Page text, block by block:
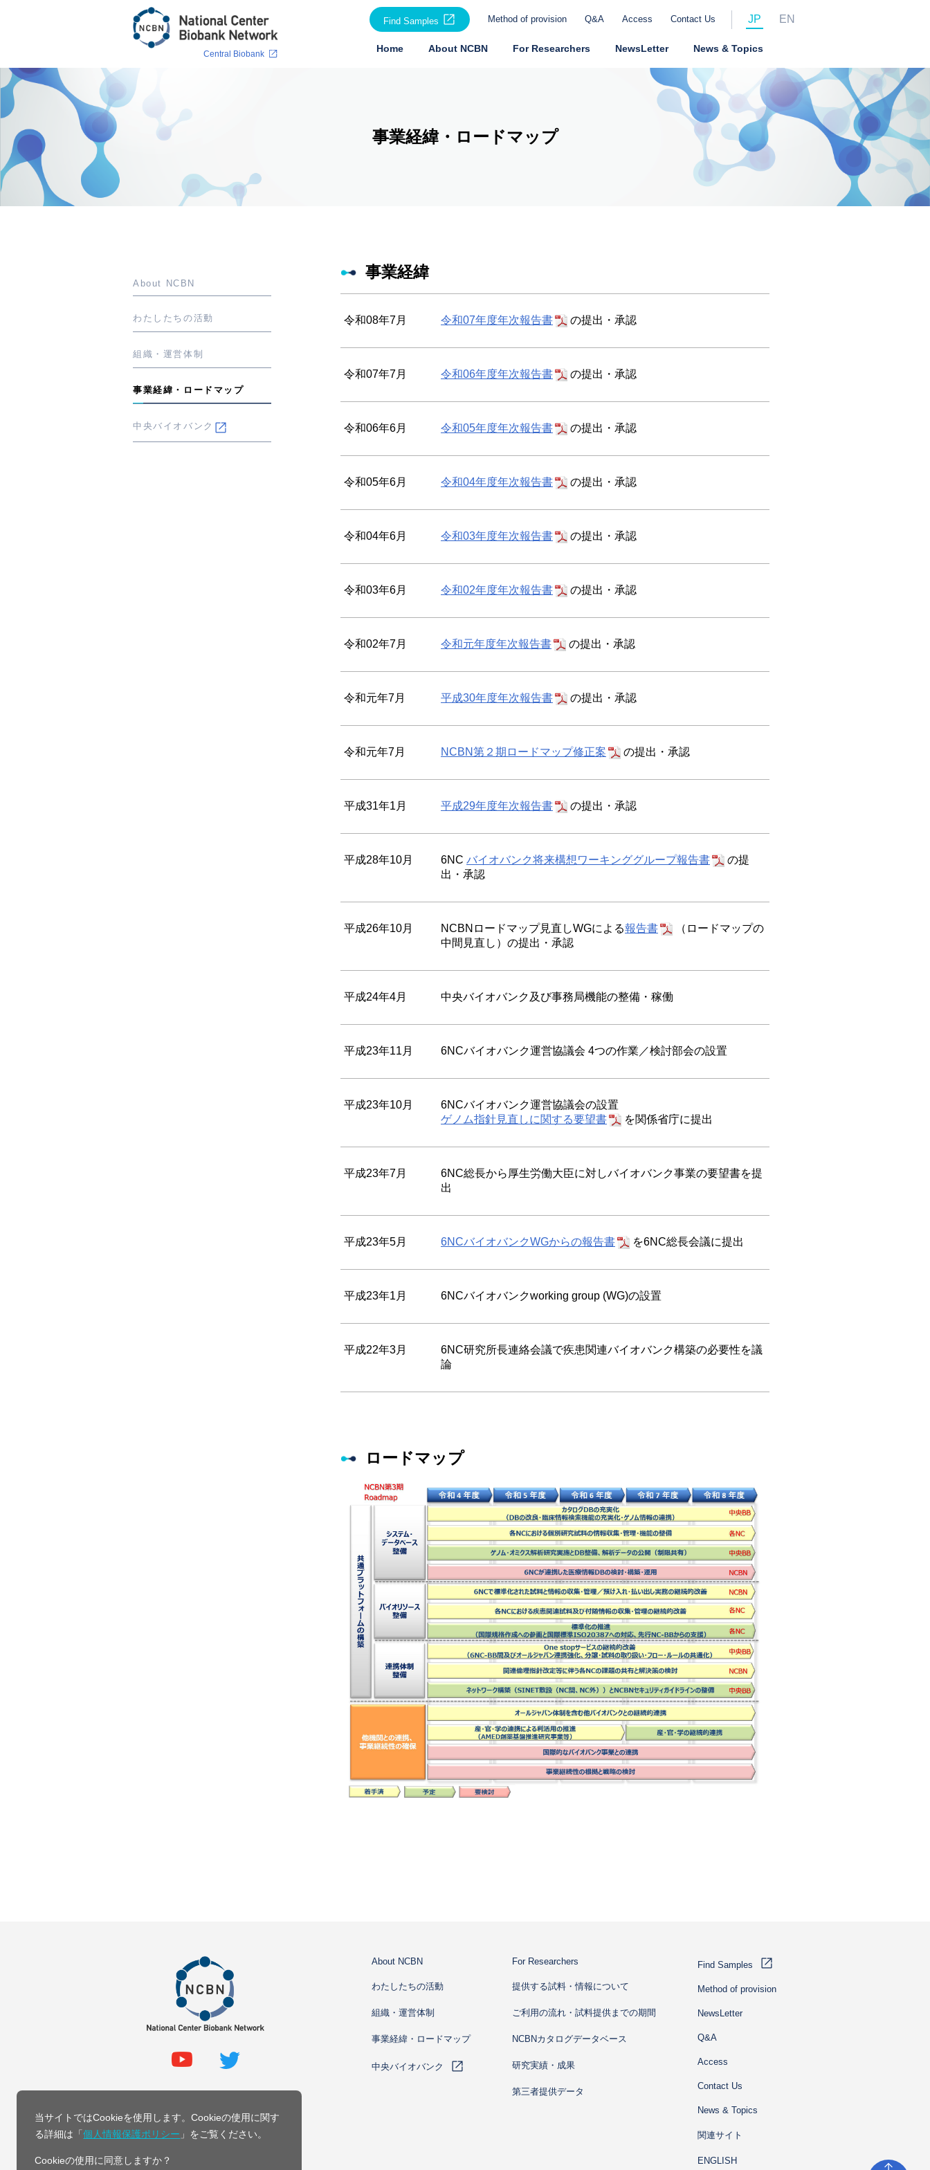
Central Biobank
Find Samples Method of provision Q&A Access Contact Us JP EN
Home About NCBN For Researchers NewsLetter News & Topics
事業経緯・ロードマップ
About NCBN
わたしたちの活動
組織・運営体制
事業経緯・ロードマップ
中央バイオバンク
事業経緯
令和08年7月 令和07年度年次報告書 の提出・承認
令和07年7月 令和06年度年次報告書 の提出・承認
令和06年6月 令和05年度年次報告書 の提出・承認
令和05年6月 令和04年度年次報告書 の提出・承認
令和04年6月 令和03年度年次報告書 の提出・承認
令和03年6月 令和02年度年次報告書 の提出・承認
令和02年7月 令和元年度年次報告書 の提出・承認
令和元年7月 平成30年度年次報告書 の提出・承認
令和元年7月 NCBN第２期ロードマップ修正案 の提出・承認
平成31年1月 平成29年度年次報告書 の提出・承認
平成28年10月 6NC バイオバンク将来構想ワーキンググループ報告書
の提
出・承認
平成26年10月 NCBNロードマップ見直しWGによる報告書
（ロードマップの
中間見直し）の提出・承認
平成24年4月 中央バイオバンク及び事務局機能の整備・稼働
平成23年11月 6NCバイオバンク運営協議会 4つの作業／検討部会の設置
平成23年10月
6NCバイオバンク運営協議会の設置
ゲノム指針見直しに関する要望書
を関係省庁に提出
平成23年7月
6NC総長から厚生労働大臣に対しバイオバンク事業の要望書を提
出
平成23年5月 6NCバイオバンクWGからの報告書 を6NC総長会議に提出
平成23年1月 6NCバイオバンクworking group (WG)の設置
平成22年3月
6NC研究所長連絡会議で疾患関連バイオバンク構築の必要性を議
論
ロードマップ
About NCBN
わたしたちの活動
組織・運営体制
事業経緯・ロードマップ
中央バイオバンク
For Researchers
提供する試料・情報について
ご利用の流れ・試料提供までの期間
NCBNカタログデータベース
研究実績・成果
第三者提供データ
Find Samples
Method of provision
NewsLetter
Q&A
Access
Contact Us
News & Topics
関連サイト
ENGLISH
当サイトではCookieを使用します。Cookieの使用に関す
る詳細は「個人情報保護ポリシー 」をご覧ください。
Cookieの使用に同意しますか？